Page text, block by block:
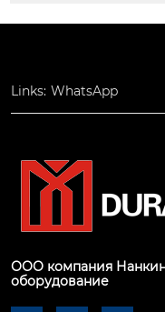
Links: WhatsApp
ООО компания
оборудование